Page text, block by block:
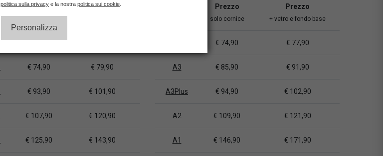
Prezzo Prezzo
€ 74,90 € 79,90
€ 93,90 € 101,90
€ 107,90 € 120,90
€ 125,90 € 143,90
Prezzo
solo cornice
Prezzo
+ vetro e fondo base
€ 74,90 € 77,90
A3 € 85,90 € 91,90
A3Plus € 94,90 € 102,90
A2 € 109,90 € 121,90
A1 € 146,90 € 171,90
politica sulla privacy e la nostra politica sui cookie
Personalizza